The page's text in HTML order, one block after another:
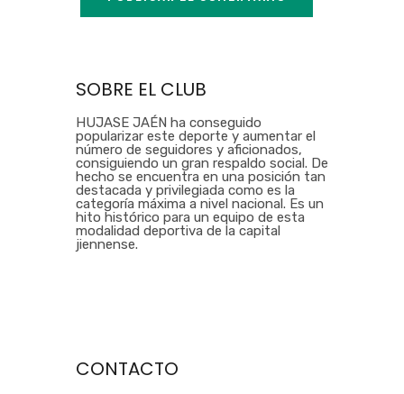
SOBRE EL CLUB
HUJASE JAÉN ha conseguido
popularizar este deporte y aumentar el
número de seguidores y aficionados,
consiguiendo un gran respaldo social. De
hecho se encuentra en una posición tan
destacada y privilegiada como es la
categoría máxima a nivel nacional. Es un
hito histórico para un equipo de esta
modalidad deportiva de la capital
jiennense.
CONTACTO